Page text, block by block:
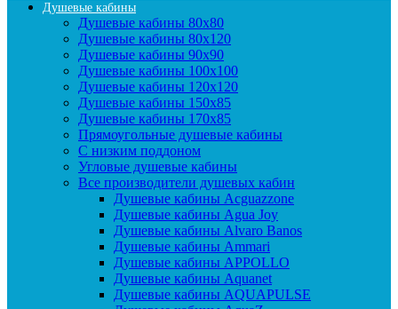
Душевые кабины
Душевые кабины 80x80
Душевые кабины 80x120
Душевые кабины 90х90
Душевые кабины 100x100
Душевые кабины 120x120
Душевые кабины 150x85
Душевые кабины 170x85
Прямоугольные душевые кабины
С низким поддоном
Угловые душевые кабины
Все производители душевых кабин
Душевые кабины Acguazzone
Душевые кабины Agua Joy
Душевые кабины Alvaro Banos
Душевые кабины Ammari
Душевые кабины APPOLLO
Душевые кабины Aquanet
Душевые кабины AQUAPULSE